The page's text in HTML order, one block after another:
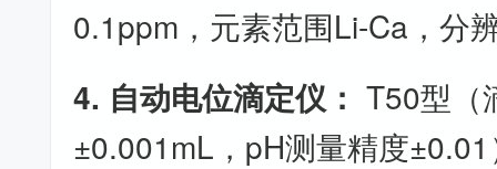
0.1ppm，元素范围Li-Ca，分
4. 自动电位滴定仪： T50型（
±0.001mL，pH测量精度